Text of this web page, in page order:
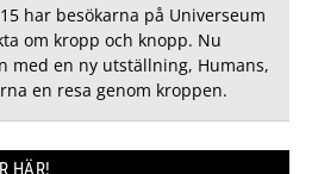
har besökarna på Universeum
om kropp och knopp. Nu
med en ny utställning, Humans,
en resa genom kroppen.
HÄR!